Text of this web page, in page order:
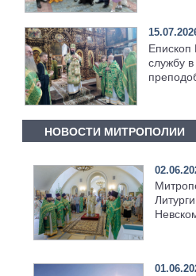
Епископ
службу
НОВОСТИ МИТРОПОЛИИ